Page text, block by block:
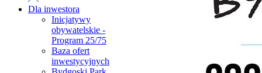
Dla inwestora
Inicjatywy
obywatelskie -
Program 25/75
Baza ofert
inwestycyjnych